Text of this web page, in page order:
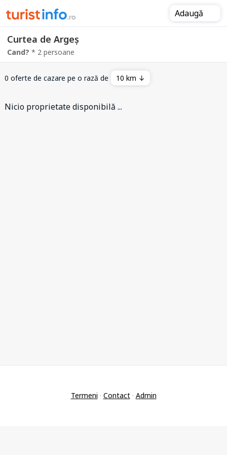
Adaugă
Curtea de Argeș
Cand? * 2 persoane
0 oferte de cazare pe o rază de 10 km ↓
Nicio proprietate disponibilă ...
Termeni · Contact· Admin